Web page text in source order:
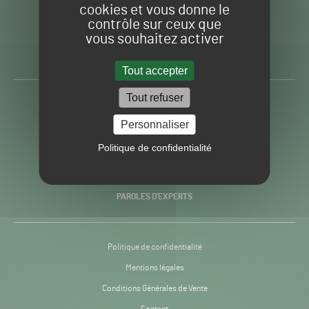
cookies et vous donne le
contrôle sur ceux que
vous souhaitez activer
Tout accepter
Tout refuser
Personnaliser
Politique de confidentialité
Gazon
Sport
H24
-
Toute l’info autour du
PRATIQUES
PAROLES D’EXPERTS
Politique de confidentialité
Mentions légales
Conditions Générales de Vente